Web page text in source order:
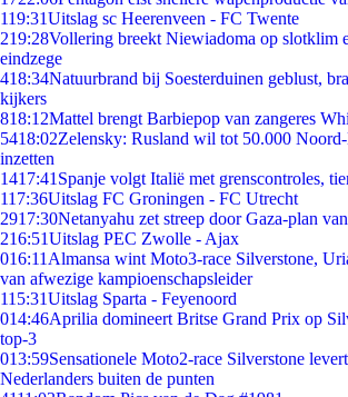
119:31Uitslag sc Heerenveen - FC Twente
219:28Vollering breekt Niewiadoma op slotklim
eindzege
418:34Natuurbrand bij Soesterduinen geblust,
kijkers
818:12Mattel brengt Barbiepop van zangeres
5418:02Zelensky: Rusland wil tot 50.000
inzetten
1417:41 Spanje volgt Italië met grenscontroles,
117:36Uitslag FC Groningen - FC Utrecht
2917:30Netanyahu zet streep door Gaza-plan
216:51Uitslag PEC Zwolle - Ajax
016:11 Almansa wint Moto3-race Silverstone,
van afwezige kampioenschapsleider
115:31Uitslag Sparta - Feyenoord
014:46Aprilia domineert Britse Grand Prix op
top-3
013:59Sensationele Moto2-race Silverstone
Nederlanders buiten de punten